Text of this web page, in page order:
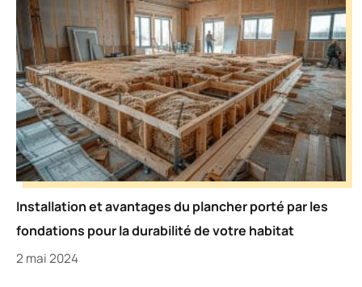
Installation et avantages du plancher porté par les
fondations pour la durabilité de votre habitat
2 mai 2024